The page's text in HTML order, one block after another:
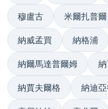
穆盧古 米爾扎普爾
納威孟買 納格浦
納爾馬達普爾姆
納賈夫爾格 納迪